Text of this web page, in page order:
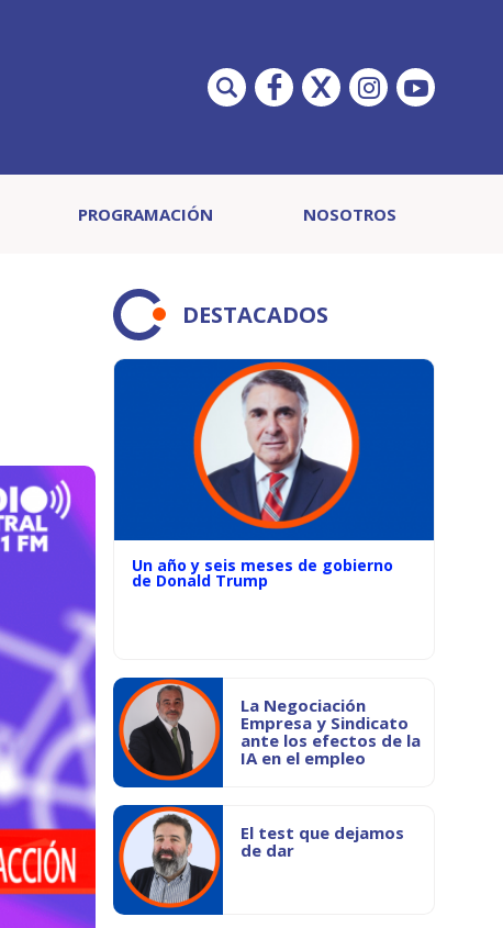
PROGRAMACIÓN NOSOTROS
DESTACADOS
Un año y seis meses de gobierno
de Donald Trump
La Negociación
Empresa y Sindicato
ante los efectos de la
IA en el empleo
El test que dejamos
de dar